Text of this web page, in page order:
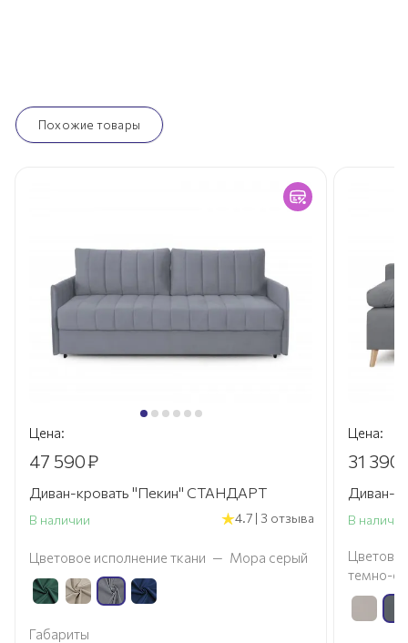
Похожие товары
Цена:
47 590₽
Диван-кровать "Пекин" СТАНДАРТ
В наличии 4.7 | 3 отзыва
Цветовое исполнение ткани — Мора серый
Габариты
Цена:
31 390
Диван-
В наличии
темно-